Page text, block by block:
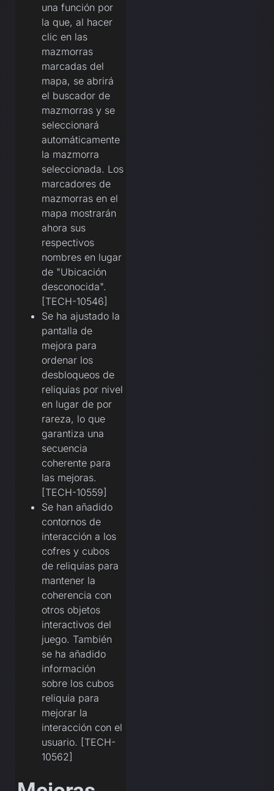
una función por
la que, al hacer
clic en las
mazmorras
marcadas del
mapa, se abrirá
el buscador de
mazmorras y se
seleccionará
automáticamente
la mazmorra
seleccionada. Los
marcadores de
mazmorras en el
mapa mostrarán
ahora sus
respectivos
nombres en lugar
de "Ubicación
desconocida".
[TECH-10546]
Se ha ajustado la
pantalla de
mejora para
ordenar los
desbloqueos de
reliquias por nivel
en lugar de por
rareza, lo que
garantiza una
secuencia
coherente para
las mejoras.
[TECH-10559]
Se han añadido
contornos de
interacción a los
cofres y cubos
de reliquias para
mantener la
coherencia con
otros objetos
interactivos del
juego. También
se ha añadido
información
sobre los cubos
reliquia para
mejorar la
interacción con el
usuario. [TECH-
10562]